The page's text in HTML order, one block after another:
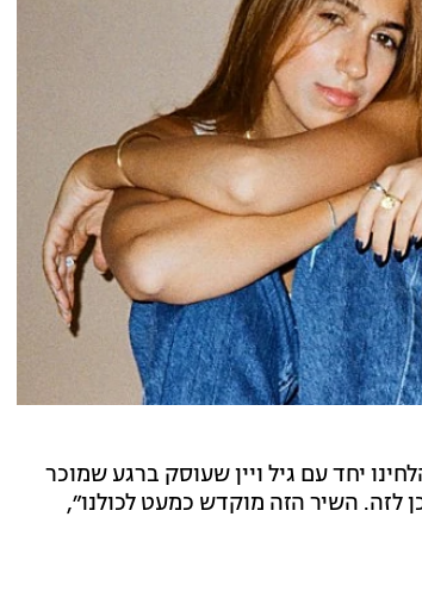
יחד עם גיל ויין שעוסק ברגע שמוכר
לזה. השיר הזה מוקדש כמעט לכולנו״,